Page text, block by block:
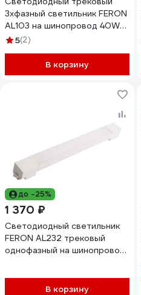
3хфазный светильник FERON
AL103 на шинопровод 40W
4000K черный, 41604
5(2)
В корзину
до -25%
1 370 ₽
Светодиодный светильник
FERON AL232 трековый
однофазный на шинопровод
В корзину